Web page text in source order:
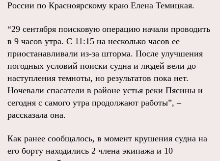
России по Красноярскому краю Елена Темицкая.
“29 сентября поисковую операцию начали проводить
в 9 часов утра. С 11:15 на несколько часов ее
приостанавливали из-за шторма. После улучшения
погодных условий поиски судна и людей вели до
наступления темноты, но результатов пока нет.
Ночевали спасатели в районе устья реки Пясины и
сегодня с самого утра продолжают работы”, –
рассказала она.
Как ранее сообщалось, в момент крушения судна на
его борту находились 2 члена экипажа и 10